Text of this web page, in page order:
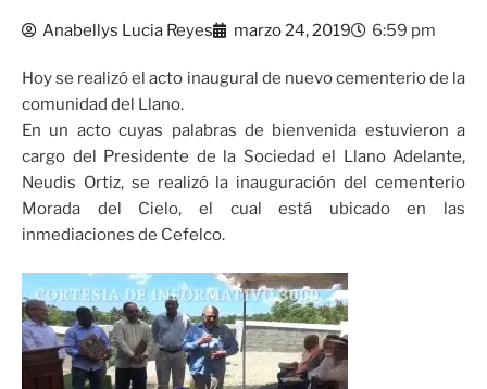
Anabellys Lucia Reyes marzo 24, 2019 6:59 pm
Hoy se realizó el acto inaugural de nuevo cementerio de la
comunidad del Llano.
En un acto cuyas palabras de bienvenida estuvieron a
cargo del Presidente de la Sociedad el Llano Adelante,
Neudis Ortiz, se realizó la inauguración del cementerio
Morada del Cielo, el cual está ubicado en las
inmediaciones de Cefelco.